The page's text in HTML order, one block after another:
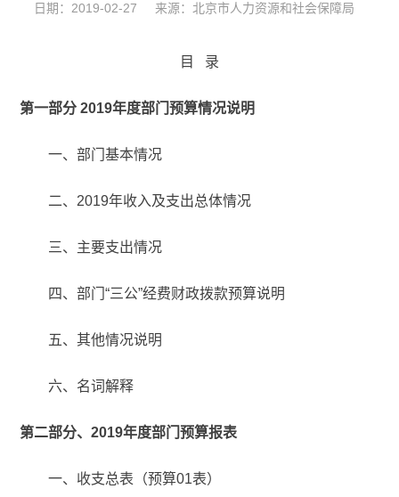
日期：2019-02-27 来源：北京市人力资源和社会保障局
目 录
第一部分 2019年度部门预算情况说明
一、部门基本情况
二、2019年收入及支出总体情况
三、主要支出情况
四、部门“三公”经费财政拨款预算说明
五、其他情况说明
六、名词解释
第二部分、2019年度部门预算报表
一、收支总表（预算01表）